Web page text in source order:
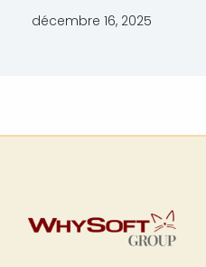
décembre 16, 2025